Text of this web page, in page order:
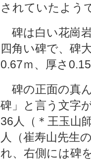
されていたよう
碑は白い花崗
四角い碑で、碑
0.67ｍ、厚さ
碑の正面の真
碑」と言う文字
36人（＊王玉山
人（崔寿山先生
れ、右側には碑